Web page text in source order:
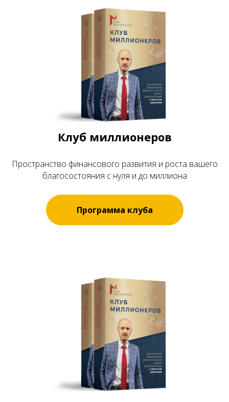
Клуб миллионеров
Пространство финансового развития и роста вашего
благосостояния с нуля и до миллиона
Программа клуба